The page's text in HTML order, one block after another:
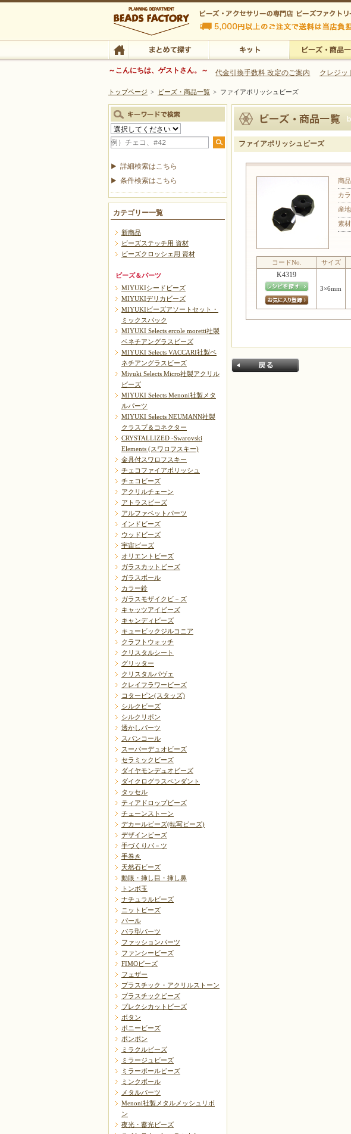
ビーズファクトリー ビーズ・パーツ・金具など・アクセサリーの専門店
ビーズ・アクセサリーの専門店 ビーズファク
ビーズ・アクセサリーの専門店 ビーズファクトリー 5,000円以上のご注文で
TOP まとめて探す
～こんにちは、ゲストさん。～ 代金引換手数料 改定のご案内 クレジッ
トップページ > ビーズ・商品一覧 > ファイアポリッシュビーズ
ファイアポリッシュビーズ
商品
カ
産地
素材
コードNo. サイズ
K4319
3×6mm
詳細検索はこちら
条件検索はこちら
カテゴリー一覧
新商品
ビーズステッチ用 資材
ビーズクロッシェ用 資材
ビーズ＆パーツ
MIYUKIシードビーズ
MIYUKIデリカビーズ
MIYUKIビーズアソートセット・
ミックスパック
MIYUKI Selects ercole moretti社製
ベネチアングラスビーズ
MIYUKI Selects VACCARI社製ベ
ネチアングラスビーズ
Miyuki Selects Micro社製アクリル
ビーズ
MIYUKI Selects Menoni社製メタ
ルパーツ
MIYUKI Selects NEUMANN社製
クラスプ＆コネクター
CRYSTALLIZED -Swarovski
Elements (スワロフスキー)
金具付スワロフスキー
チェコファイアポリッシュ
チェコビーズ
アクリルチェーン
アトラスビーズ
アルファベットパーツ
インドビーズ
ウッドビーズ
宇宙ビーズ
オリエントビーズ
ガラスカットビーズ
ガラスボール
カラー鈴
ガラスモザイクビ－ズ
キャッツアイビーズ
キャンディビーズ
キュービックジルコニア
クラフトウォッチ
クリスタルシート
グリッター
クリスタルパヴェ
クレイフラワービーズ
コターピン(スタッズ)
シルクビーズ
シルクリボン
透かしパーツ
スパンコール
スーパーデュオビーズ
セラミックビーズ
ダイヤモンデュオビーズ
ダイクログラスペンダント
タッセル
ティアドロップビーズ
チェーンストーン
デカールビーズ(転写ビーズ)
デザインビーズ
手づくりパ－ツ
手巻き
天然石ビーズ
動眼・挿し目・挿し鼻
トンボ玉
ナチュラルビーズ
ニットビーズ
パール
バラ型パーツ
ファッションパーツ
ファンシービーズ
FIMOビーズ
フェザー
プラスチック・アクリルストーン
プラスチックビーズ
プレクシカットビーズ
ボタン
ポニービーズ
ポンポン
ミラクルビーズ
ミラージュビーズ
ミラーボールビーズ
ミンクボール
メタルパーツ
Menoni社製メタルメッシュリボ
ン
夜光・蓄光ビーズ